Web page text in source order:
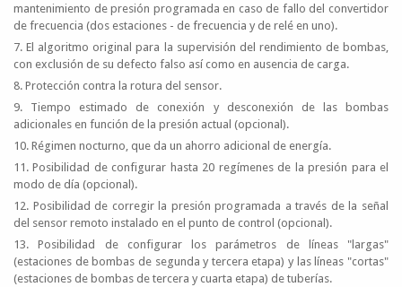
mantenimiento de presión programada en caso de fallo del convertidor
de frecuencia (dos estaciones - de frecuencia y de relé en uno).
7. El algoritmo original para la supervisión del rendimiento de bombas,
con exclusión de su defecto falso así como en ausencia de carga.
8. Protección contra la rotura del sensor.
9. Tiempo estimado de conexión y desconexión de las bombas
adicionales en función de la presión actual (opcional).
10. Régimen nocturno, que da un ahorro adicional de energía.
11. Posibilidad de configurar hasta 20 regímenes de la presión para el
modo de día (opcional).
12. Posibilidad de corregir la presión programada a través de la señal
del sensor remoto instalado en el punto de control (opcional).
13. Posibilidad de configurar los parámetros de líneas "largas"
(estaciones de bombas de segunda y tercera etapa) y las líneas "cortas"
(estaciones de bombas de tercera y cuarta etapa) de tuberías.